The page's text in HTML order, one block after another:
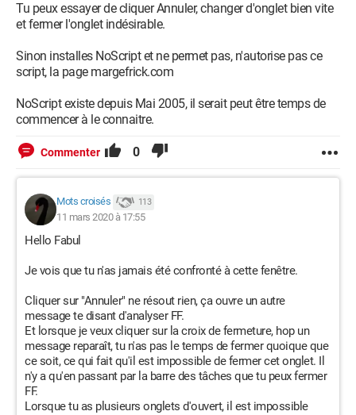
Tu peux essayer de cliquer Annuler, changer d'onglet bien vite
et fermer l'onglet indésirable.
Sinon installes NoScript et ne permet pas, n'autorise pas ce
script, la page margefrick.com
NoScript existe depuis Mai 2005, il serait peut être temps de
commencer à le connaitre.
Commenter 0
Mots croisés 113
11 mars 2020 à 17:55
Hello Fabul
Je vois que tu n'as jamais été confronté à cette fenêtre.
Cliquer sur "Annuler" ne résout rien, ça ouvre un autre
message te disant d'analyser FF.
Et lorsque je veux cliquer sur la croix de fermeture, hop un
message reparaît, tu n'as pas le temps de fermer quoique que
ce soit, ce qui fait qu'il est impossible de fermer cet onglet. Il
n'y a qu'en passant par la barre des tâches que tu peux fermer
FF.
Lorsque tu as plusieurs onglets d'ouvert, il est impossible